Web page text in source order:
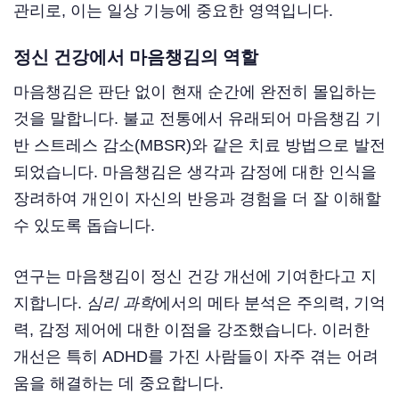
관리로, 이는 일상 기능에 중요한 영역입니다.
정신 건강에서 마음챙김의 역할
마음챙김은 판단 없이 현재 순간에 완전히 몰입하는
것을 말합니다. 불교 전통에서 유래되어 마음챙김 기
반 스트레스 감소(MBSR)와 같은 치료 방법으로 발전
되었습니다. 마음챙김은 생각과 감정에 대한 인식을
장려하여 개인이 자신의 반응과 경험을 더 잘 이해할
수 있도록 돕습니다.
연구는 마음챙김이 정신 건강 개선에 기여한다고 지
지합니다. 심리 과학에서의 메타 분석은 주의력, 기억
력, 감정 제어에 대한 이점을 강조했습니다. 이러한
개선은 특히 ADHD를 가진 사람들이 자주 겪는 어려
움을 해결하는 데 중요합니다.